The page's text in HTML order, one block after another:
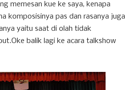
memesan kue ke saya, kenapa
komposisinya pas dan rasanya juga
yaitu saat di olah tidak
balik lagi ke acara talkshow